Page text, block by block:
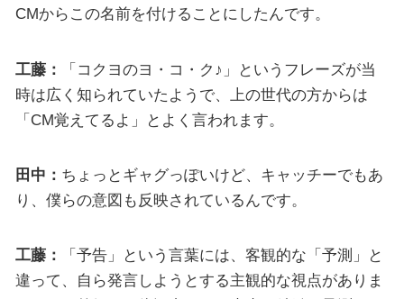
CMからこの名前を付けることにしたんです。
工藤：
「コクヨのヨ・コ・ク♪」というフレーズが当
時は広く知られていたようで、上の世代の方からは
「CM覚えてるよ」とよく言われます。
田中： ちょっとギャグっぽいけど、キャッチーでもあ
り、僕らの意図も反映されているんです。
工藤：
「予告」という言葉には、客観的な「予測」と
違って、自ら発言しようとする主観的な視点がありま